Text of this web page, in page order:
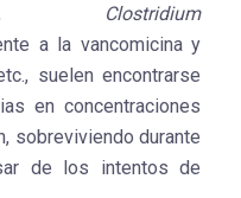
Clostridium
a la vancomicina y
suelen encontrarse
en concentraciones
sobreviviendo durante
de los intentos de